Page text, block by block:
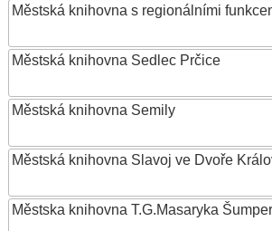
Městská knihovna s regionálními
Městská knihovna Sedlec Prčice
Městská knihovna Semily
Městská knihovna Slavoj ve Dvoře
Městska knihovna T.G.Masaryka